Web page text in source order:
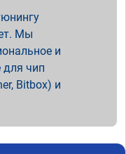
Мы
и
для чип
Bitbox) и